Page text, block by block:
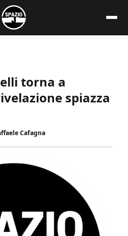
torna a
spiazza
Cafagna